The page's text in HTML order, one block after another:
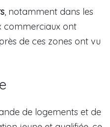
, notamment dans les
commerciaux ont
de ces zones ont vu
de logements et de